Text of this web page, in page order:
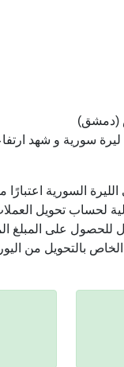
(دمشق)
لحساب تحويل
للحصول على
بالتحويل من